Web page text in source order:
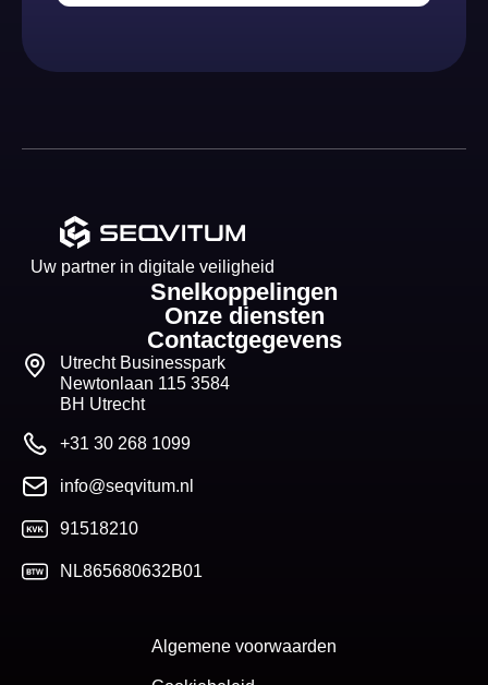
Uw partner in digitale veiligheid
Snelkoppelingen
Onze diensten
Contactgegevens
Utrecht Businesspark
Newtonlaan 115 3584
BH Utrecht
+31 30 268 1099
info@seqvitum.nl
91518210
NL865680632B01
Algemene voorwaarden